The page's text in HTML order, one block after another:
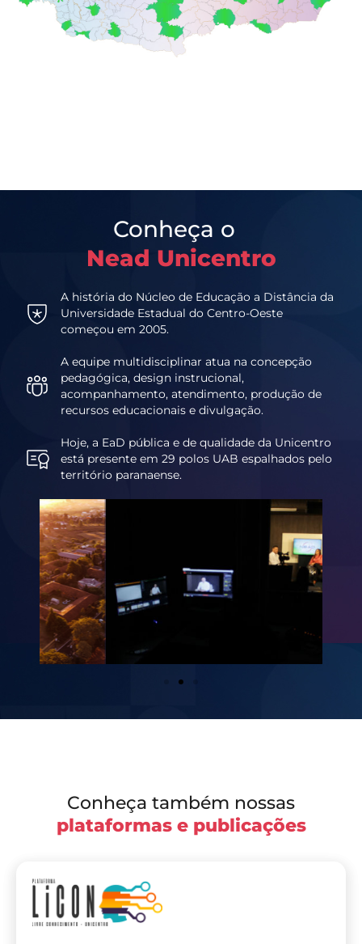
Conheça o
Nead Unicentro
A história do Núcleo de Educação a Distância da
Universidade Estadual do Centro-Oeste
começou em 2005.
A equipe multidisciplinar atua na concepção
pedagógica, design instrucional,
acompanhamento, atendimento, produção de
recursos educacionais e divulgação.
Hoje, a EaD pública e de qualidade da Unicentro
está presente em 29 polos UAB espalhados pelo
território paranaense.
Conheça também nossas
plataformas e publicações